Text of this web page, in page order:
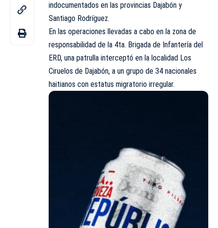
indocumentados en las provincias Dajabón y
Santiago Rodríguez.
En las operaciones llevadas a cabo en la zona de
responsabilidad de la 4ta. Brigada de Infantería del
ERD, una patrulla interceptó en la localidad Los
Ciruelos de Dajabón, a un grupo de 34 nacionales
haitianos con estatus migratorio irregular.